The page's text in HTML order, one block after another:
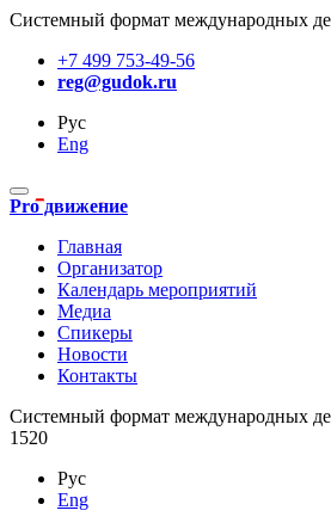
Системный формат международных
+7 499 753-49-56
reg@gudok.ru
Рус
Eng
Pro движение
Главная
Организатор
Календарь мероприятий
Медиа
Спикеры
Новости
Контакты
Cистемный формат международных
1520
Рус
Eng